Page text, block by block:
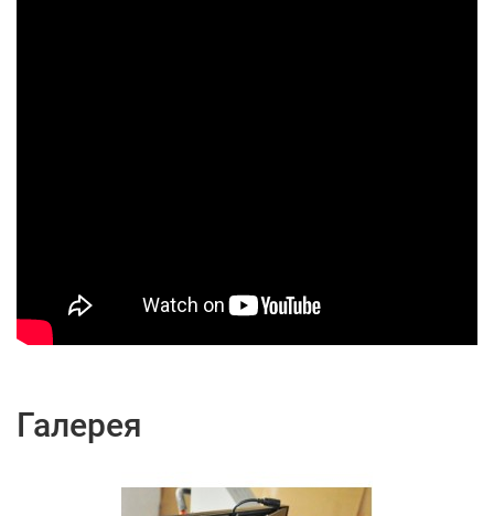
Галерея